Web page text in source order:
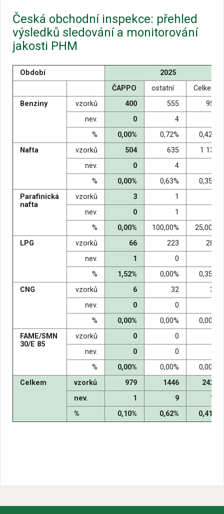
Česká obchodní inspekce: přehled
výsledků sledování a monitorování
jakosti PHM
Období
2025
ČAPPO
ostatní
Celkem
Benziny
vzorků 400 555
955
nev.
0 4
%
0,00% 0,72%
0,42%
Nafta
vzorků 504 635
1 139
nev.
0 4
%
0,00% 0,63%
0,35%
Parafinická
nafta
vzorků 3 1
nev.
0 1
%
0,00% 100,00%
25,00%
LPG
vzorků 66 223
289
nev.
1 0
%
1,52% 0,00%
0,35%
CNG
vzorků 6 32
38
nev.
0 0
%
0,00% 0,00%
0,00%
FAME/SMN
30/E 85
vzorků 0 0
nev.
0 0
%
0,00% 0,00%
0,00%
Celkem
vzorků 979 1446
2425
nev.
1 9
10
%
0,10% 0,62% 0,41%